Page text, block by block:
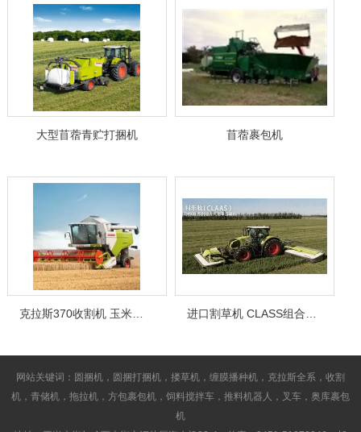
大型苜蓿青贮打捆机 苜蓿裹包机
克拉斯370收割机 玉米收割机
网站关键词：圆捆机，圆捆打捆机，搂草机，缠膜播种机，克拉斯全系，收割
机，青储机，拖拉机，方包裹包机，饲料搅拌车，推料机器人，叉车，奥库裹包
机